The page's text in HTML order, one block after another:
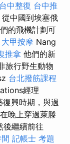
台中整復 台中推
中國到埃塞俄
的飛機計劃可
大甲按摩 Nang
推拿 他們的新
旅行野生動物
台北撥筋課程
經理
興時期，與過
晚上穿過萊滕
後繼續前往
記帳士 考題